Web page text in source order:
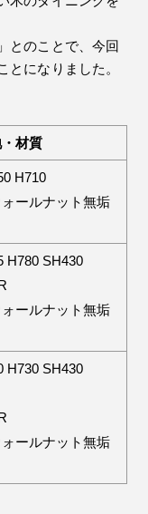
とのことで、今回
とになりました。
材質
H710
ォールナット無垢
H780 SH430
ォールナット無垢
H730 SH430
ォールナット無垢